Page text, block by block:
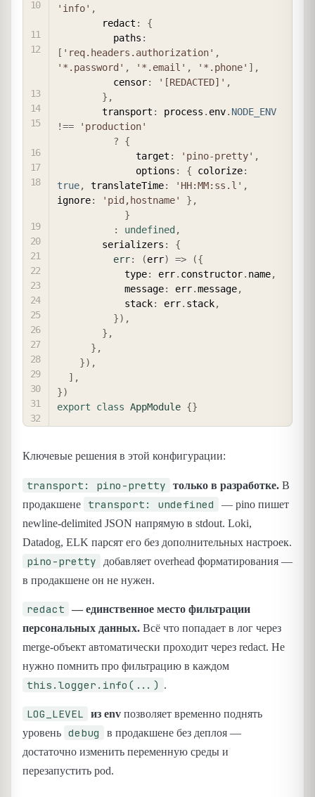
'info' ,
        redact
:
{
          paths
:
[ 'req.headers.authorization' ,
'*.password' , '*.email' , '*.phone' ] ,
          censor
: '[REDACTED]' ,
} ,
        transport
: process . env. NODE_ENV
!==
'production'
?
{
              target
: 'pino-pretty' ,
              options
: { colorize:
true, translateTime: 'HH:MM:ss.l' ,
ignore: 'pid,hostname' } ,
}
:
undefined ,
        serializers
:
{
err: (err) => ({
            type
: err. constructor. name,
            message
: err.message,
            stack
: err. stack,
}) ,
} ,
} ,
}) ,
] ,
})
export
class AppModule {}
Ключевые решения в этой конфигурации:
transport: pino-pretty только в разработке. В
продакшене
transport: undefined
— pino пишет
newline-delimited JSON напрямую в stdout. Loki,
Datadog, ELK парсят его без дополнительных настроек.
pino-pretty
добавляет overhead форматирования —
в продакшене он не нужен.
redact
— единственное место фильтрации
персональных данных. Всё что попадает в лог через
merge-объект автоматически проходит через redact. Не
нужно помнить про фильтрацию в каждом
this.logger.info(...) .
LOG_LEVEL из env позволяет временно поднять
уровень debug
в продакшене без деплоя —
достаточно изменить переменную среды и
перезапустить pod.